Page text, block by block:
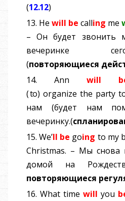
(12.12)
13. He will be calling me
–Он будет звонить
вечеринке
(повторяющиеся
14.Annwill b
(to)organize the party
нам (будет нам
вечеринку.(
15.We’ll be going to my
Christmas. – Мы снова
домой на
повторяющиеся
16. What time will you